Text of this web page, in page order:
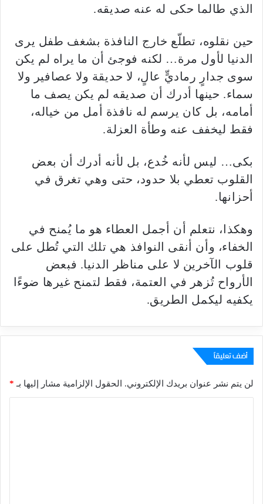
الذي طالما حكى له عنه صديقه.
حين نقلوه، تطلّع خارج النافذة بشغف طفل يرى
الدنيا لأول مرة… لكنه فوجئ أن ما يراه لم يكن
سوى جدارٍ رماديٍّ عالٍ، لا حديقة ولا عصافير ولا
سماء. حينها أدرك أن صديقه لم يكن يصف ما
أمامه، بل كان يرسم له نافذة أمل من خياله،
فقط ليخفف عنه وطأة العزلة.
بكى… ليس لأنه خُدع، بل لأنه أدرك أن بعض
القلوب تعطي بلا حدود، حتى وهي تغرق في
أحزانها.
وهكذا، نتعلم أن أجمل العطاء هو ما يُمنح في
الخفاء، وأن أنقى النوافذ هي تلك التي تُطل على
قلوب الآخرين لا على مناظر الدنيا. فبعض
الأرواح تُزهر في العتمة، فقط لتمنح غيرها ضوءًا
يكفيه ليكمل الطريق.
أضف تعليقاً
لن يتم نشر عنوان بريدك الإلكتروني. الحقول الإلزامية مشار إليها بـ *